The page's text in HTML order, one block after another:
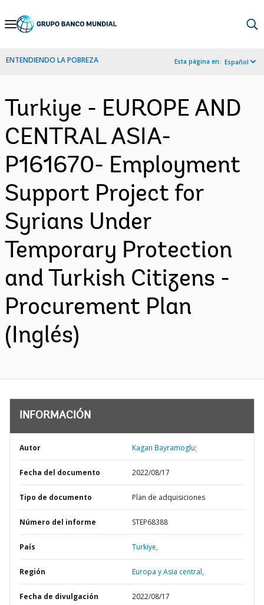
Skip
Navigation
ENTENDIENDO LA POBREZA Esta página en: Español
Turkiye - EUROPE AND
CENTRAL ASIA-
P161670- Employment
Support Project for
Syrians Under
Temporary Protection
and Turkish Citizens -
Procurement Plan
(Inglés)
INFORMACIÓN
Autor Kagan Bayramoglu;
Fecha del documento 2022/08/17
Tipo de documento Plan de adquisiciones
Número del informe STEP68388
País Turkiye,
Región Europa y Asia central,
Fecha de divulgación 2022/08/17